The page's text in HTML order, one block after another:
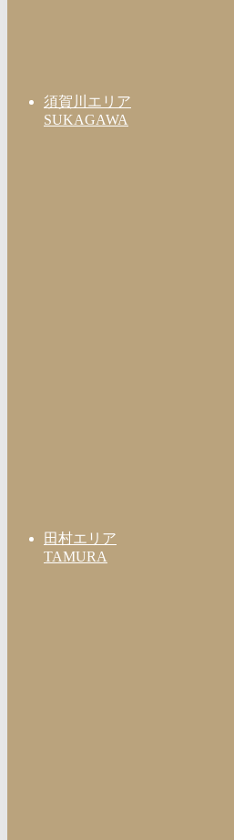
須賀川エリア
SUKAGAWA
田村エリア
TAMURA